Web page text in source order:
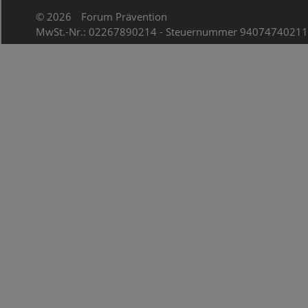
© 2026
Forum Prävention
MwSt.-Nr.: 02267890214 - Steuernummer 94074740211